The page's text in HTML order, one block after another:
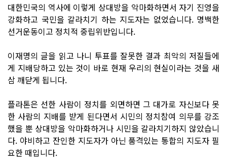
대한민국의 역사에 이렇게 상대방을 악마화하면서 자기 진영을
강화하고 국민을 갈라치기 하는 지도자는 없었습니다. 명백한
선거운동이고 정치적 중립위반입니다.
이재명의 글을 읽고 나니 투표를 잘못한 결과 최악의 저질들에
게 지배당하고 있는 것이 바로 현재 우리의 현실이라는 것을 새
삼 깨닫게 됩니다.
플라톤은 선한 사람이 정치를 외면하면 그 대가로 자신보다 못
한 사람의 지배를 받게 된다면서 시민의 정치참여 의무를 강조
했을 뿐 상대방을 악마화하거나 시민을 갈라치기하지 않았습니
다. 야비하고 잔인한 지도자가 아닌 품격있는 통합의 지도자 필
요한 때입니다.